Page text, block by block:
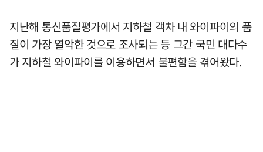
지난해 통신품질평가에서 지하철 객차 내 와이파이의 품
질이 가장 열악한 것으로 조사되는 등 그간 국민 대다수
가 지하철 와이파이를 이용하면서 불편함을 겪어왔다.